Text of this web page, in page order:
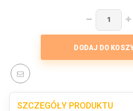
DODAJ DO
SZCZEGÓŁY PRODUKTU